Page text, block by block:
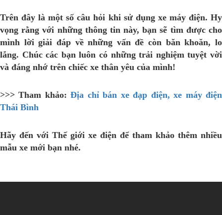
Trên đây là một số câu hỏi khi sử dụng xe máy điện. Hy
vọng rằng với những thông tin này, bạn sẽ tìm được cho
mình lời giải đáp về những vấn đề còn băn khoăn, lo
lắng. Chúc các bạn luôn có những trải nghiệm tuyệt vời
và đáng nhớ trên chiếc xe thân yêu của mình!
>>> Tham khảo:Địa chỉ bán xe đạp điện, xe máy điện
Thái Bình
Hãy đến với Thế giới xe điện để tham khảo thêm nhiều
mẫu xe mới bạn nhé.